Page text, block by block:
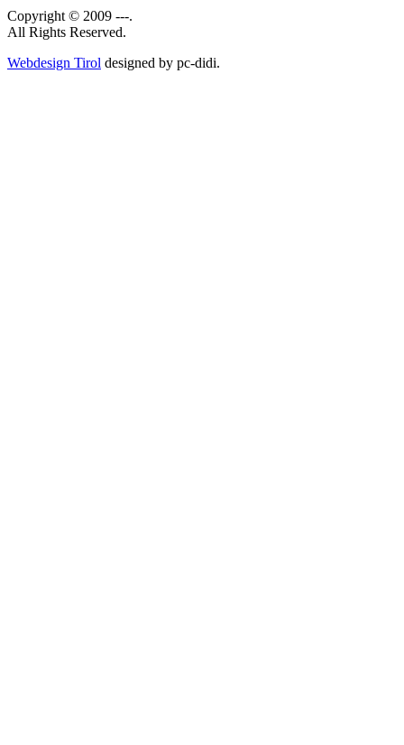
Copyright © 2009 ---.
All Rights Reserved.
Webdesign Tirol designed by pc-didi.